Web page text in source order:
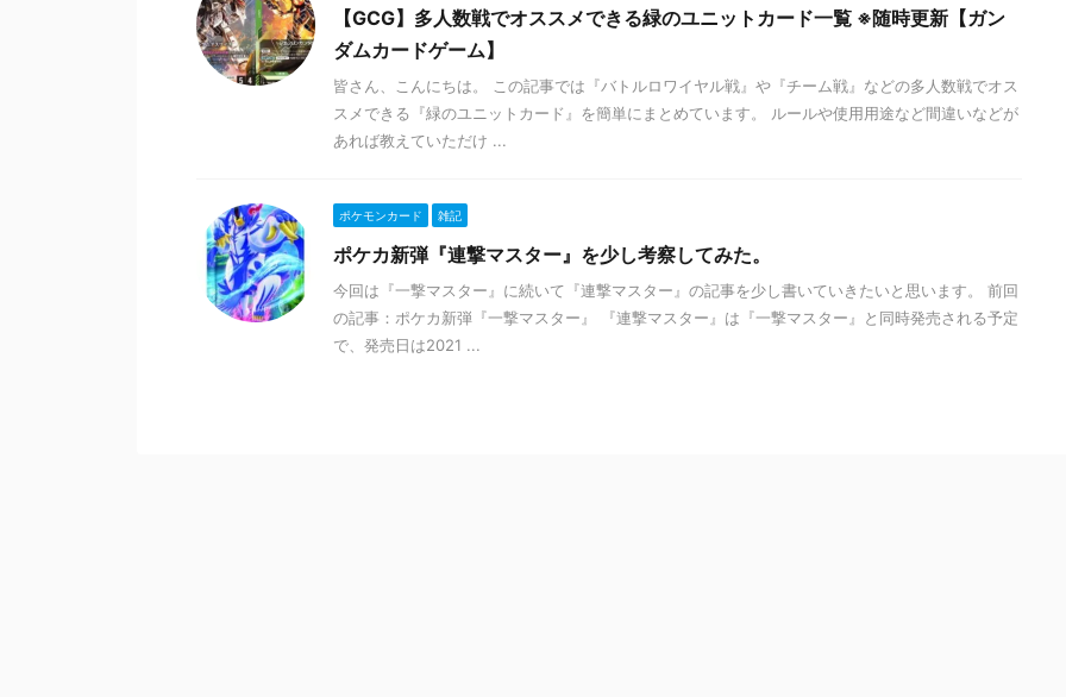
【GCG】多人数戦でオススメできる緑のユニットカード一覧 ※随時更新【ガン
ダムカードゲーム】
皆さん、こんにちは。 この記事では『バトルロワイヤル戦』や『チーム戦』などの多人数戦でオス
スメできる『緑のユニットカード』を簡単にまとめています。 ルールや使用用途など間違いなどが
あれば教えていただけ ...
ポケモンカード 雑記
ポケカ新弾『連撃マスター』を少し考察してみた。
今回は『一撃マスター』に続いて『連撃マスター』の記事を少し書いていきたいと思います。 前回
の記事：ポケカ新弾『一撃マスター』 『連撃マスター』は『一撃マスター』と同時発売される予定
で、発売日は2021 ...